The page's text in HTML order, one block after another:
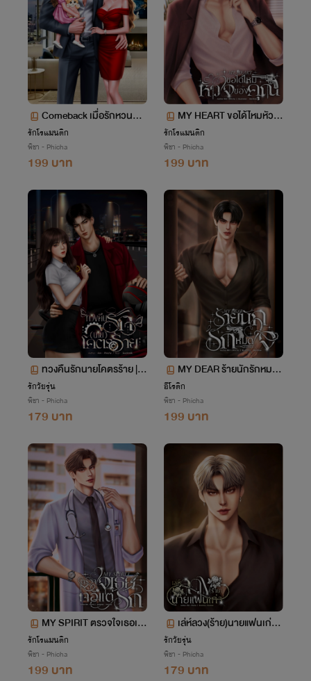
Comeback เมื่อรักหวนคืน
| ซันxกรีน
รักโรแมนติก
พิชา - Phicha
199 บาท
MY HEART ขอได้ไหมหัวใจ
ของคุณ | พีทxเอริส
รักโรแมนติก
พิชา - Phicha
199 บาท
ทวงคืนรักนายโคตรร้าย | อ
าร์ทีxจีน่า
รักวัยรุ่น
พิชา - Phicha
179 บาท
MY DEAR ร้ายนักรักหมดใ
จ | นนท์xมิริน
อีโรติก
พิชา - Phicha
199 บาท
MY SPIRIT ตรวจใจเธอเจ
อแต่รัก | กันต์xอันดา
รักโรแมนติก
พิชา - Phicha
199 บาท
เล่ห์ลวง(ร้าย)นายแฟนเก่า |
ภีมxน้ำชา
รักวัยรุ่น
พิชา - Phicha
179 บาท